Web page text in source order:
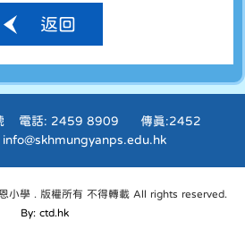
返回
號 電話: 2459 8909 傳真:2452
小學 . 版權所有 不得轉載 All rights reserved.
By: ctd.hk